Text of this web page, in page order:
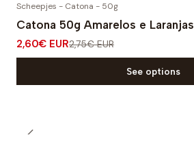
Scheepjes - Catona - 50g
Catona 50g Amarelos e Laranjas
2,60€ EUR2,75€ EUR
See options